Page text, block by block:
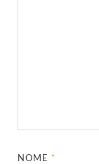
NOME*